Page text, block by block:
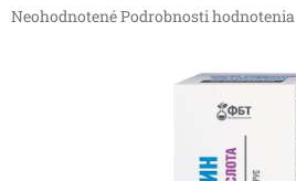
Priemerné
NeohodnotenéPodrobnosti hodnotenia